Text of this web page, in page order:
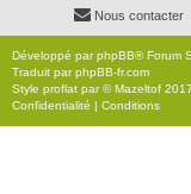
Nous contacter
Développé parphpBB® Forum
Traduit parphpBB-fr.com
Style proflat par ©Mazeltof 2017
Confidentialité | Conditions